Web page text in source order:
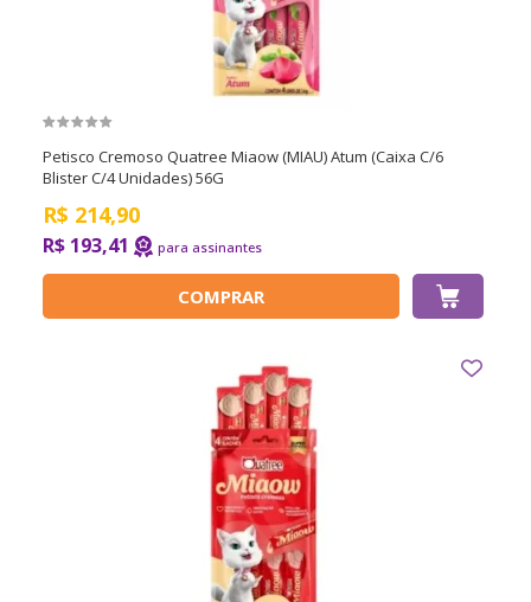
Petisco Cremoso Quatree Miaow (MIAU) Atum (Caixa C/6
Blister C/4 Unidades) 56G
R$ 214,90
R$ 193,41
COMPRAR